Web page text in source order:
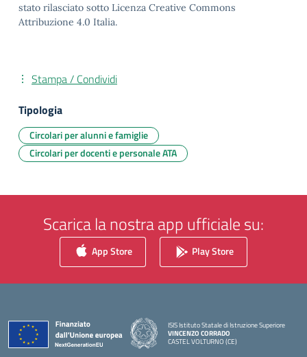
stato rilasciato sotto Licenza Creative Commons
Attribuzione 4.0 Italia.
Stampa / Condividi
Tipologia
Circolari per alunni e famiglie
Circolari per docenti e personale ATA
Scarica la nostra app ufficiale su:
App Store Play Store
ISIS Istituto Statale di Istruzione Superiore
VINCENZO CORRADO
CASTEL VOLTURNO (CE)